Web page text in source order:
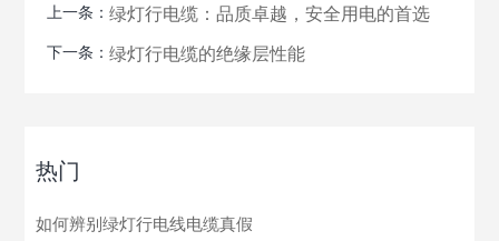
上一条：绿灯行电缆：品质卓越，安全用电的首选
下一条：绿灯行电缆的绝缘层性能
热门
如何辨别绿灯行电线电缆真假